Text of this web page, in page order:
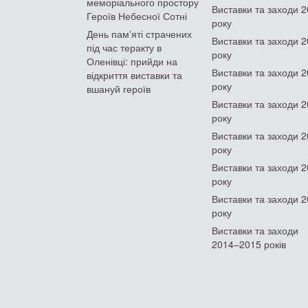
Героїв Небесної Сотні
День памʼяті страчених
під час теракту в
Оленівці: прийди на
відкриття виставки та
вшануй героїв
Виставки та заходи
року
Виставки та заходи
року
Виставки та заходи
року
Виставки та заходи
року
Виставки та заходи
року
Виставки та заходи
року
Виставки та заходи
року
Виставки та заходи
2014–2015 років